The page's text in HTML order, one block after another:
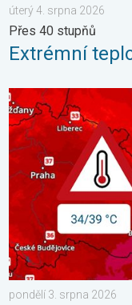
úterý 4. srpna 2026
Přes 40 stupňů
Extrémní
Teploty porostou až
pondělí 3. srpna 2026